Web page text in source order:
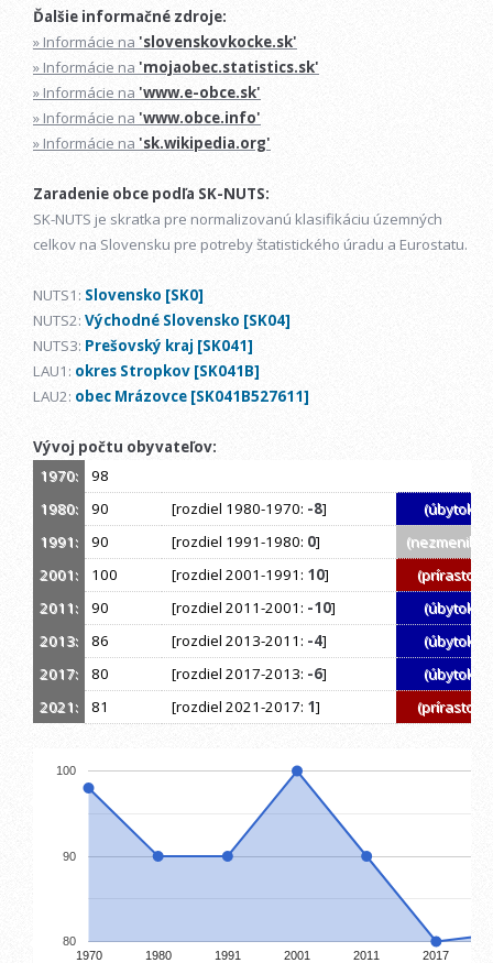
Ďalšie informačné zdroje:
» Informácie na 'slovenskovkocke.sk'
» Informácie na 'mojaobec.statistics.sk'
» Informácie na 'www.e-obce.sk'
» Informácie na 'www.obce.info'
» Informácie na 'sk.wikipedia.org'
Zaradenie obce podľa SK-NUTS:
SK-NUTS je skratka pre normalizovanú klasifikáciu územných
celkov na Slovensku pre potreby štatistického úradu a Eurostatu.
NUTS1: Slovensko [SK0]
NUTS2: Východné Slovensko [SK04]
NUTS3: Prešovský kraj [SK041]
LAU1: okres Stropkov [SK041B]
LAU2: obec Mrázovce [SK041B527611]
Vývoj počtu obyvateľov:
1970:
98
1980:
90 [rozdiel 1980-1970: -8]
(úbytok)
1991:
90 [rozdiel 1991-1980: 0]
(nezmenil
2001:
100 [rozdiel 2001-1991: 10]
(prírastok)
2011:
90 [rozdiel 2011-2001: -10]
(úbytok)
2013:
86 [rozdiel 2013-2011: -4]
(úbytok)
2017:
80 [rozdiel 2017-2013: -6]
(úbytok)
2021:
81 [rozdiel 2021-2017: 1] (prírastok)
1970 1980 1991 2001 2011 2017
80
90
100